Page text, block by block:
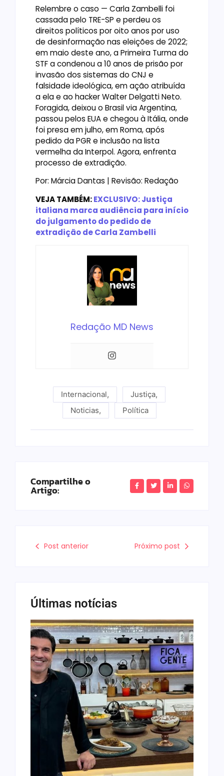
Relembre o caso — Carla Zambelli foi
cassada pelo TRE-SP e perdeu os
direitos políticos por oito anos por uso
de desinformação nas eleições de 2022;
em maio deste ano, a Primeira Turma do
STF a condenou a 10 anos de prisão por
invasão dos sistemas do CNJ e
falsidade ideológica, em ação atribuída
a ela e ao hacker Walter Delgatti Neto.
Foragida, deixou o Brasil via Argentina,
passou pelos EUA e chegou à Itália, onde
foi presa em julho, em Roma, após
pedido da PGR e inclusão na lista
vermelha da Interpol. Agora, enfrenta
processo de extradição.
Por: Márcia Dantas | Revisão: Redação
VEJA TAMBÉM:EXCLUSIVO: Justiça
italiana marca audiência para início
do julgamento do pedido de
extradição de Carla Zambelli
Redação MD News
Internacional, Justiça,
Noticias, Política
Compartilhe o
Artigo:
Post anterior Próximo post
Últimas notícias